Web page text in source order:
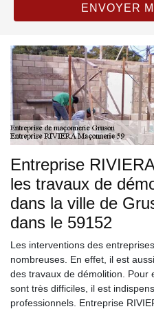
Entreprise
les travaux de
dans la ville de
dans le 59152
Les interventions des
nombreuses. En effet, il est
des travaux de démolition. Pour
sont très difficiles, il est
professionnels. Entreprise